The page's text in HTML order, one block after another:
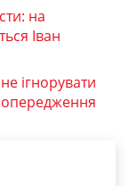
на
Іван
ігнорувати